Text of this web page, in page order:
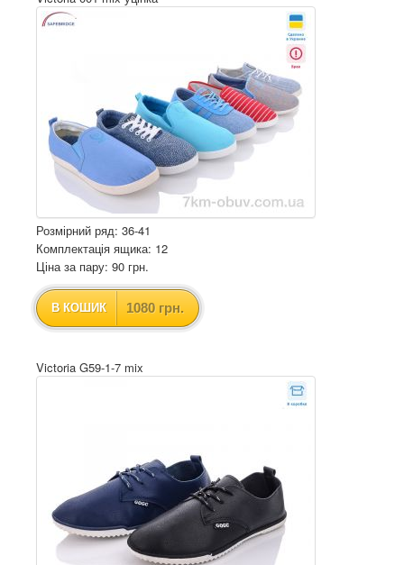
Розмірний ряд: 36-41
Комплектація ящика: 12
Ціна за пару: 90 грн.
В КОШИК 1080 грн.
Victoria G59-1-7 mix